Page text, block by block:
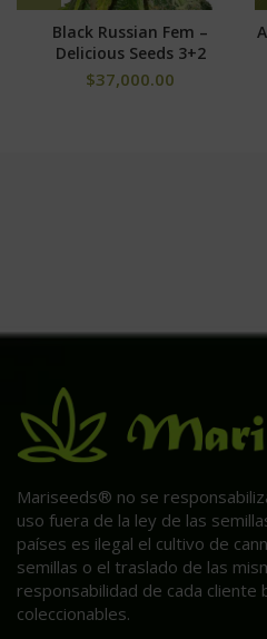
Black Russian Fem –
Delicious Seeds 3+2
$37,000.00
Mariseeds® no se
uso fuera de la ley de las
países es ilegal el cultivo de
semillas o el traslado de las
responsabilidad de cada
coleccionables.